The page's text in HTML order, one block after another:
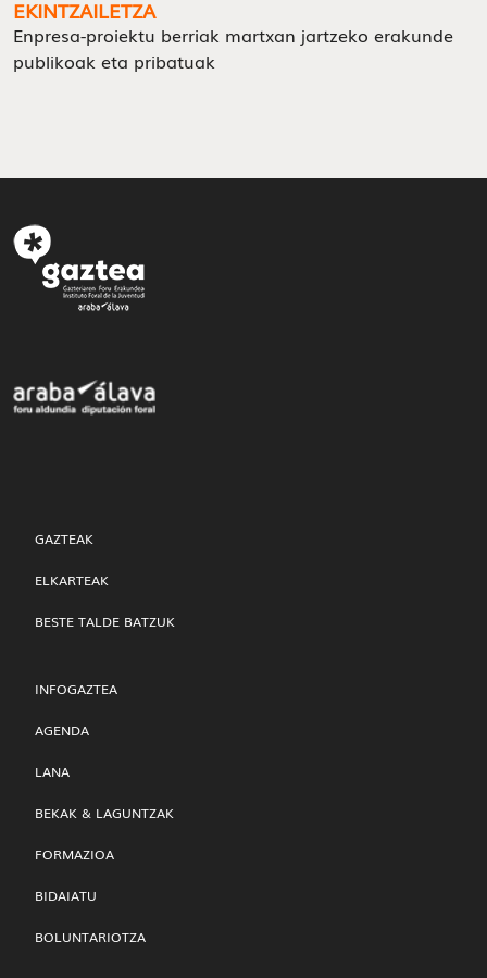
EKINTZAILETZA
Enpresa-proiektu berriak martxan jartzeko erakunde
publikoak eta pribatuak
GAZTEAK
ELKARTEAK
BESTE TALDE BATZUK
INFOGAZTEA
AGENDA
LANA
BEKAK & LAGUNTZAK
FORMAZIOA
BIDAIATU
BOLUNTARIOTZA